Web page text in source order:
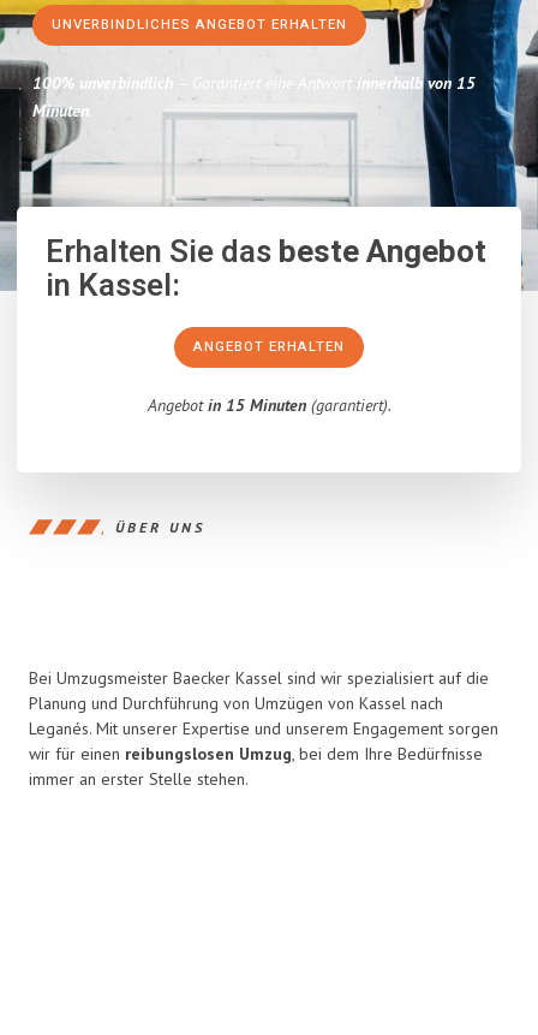
UNVERBINDLICHES ANGEBOT ERHALTEN
100% unverbindlich – Garantiert eine Antwort innerhalb von 15
Minuten.
Erhalten Sie dasbeste Angebot
in Kassel:
ANGEBOT ERHALTEN
Angebotin 15 Minuten(garantiert).
ÜBER UNS
Bei Umzugsmeister Baecker Kassel sind wir spezialisiert auf die
Planung und Durchführung von Umzügen von Kassel nach
Leganés. Mit unserer Expertise und unserem Engagement sorgen
wir für einen reibungslosen Umzug, bei dem Ihre Bedürfnisse
immer an erster Stelle stehen.